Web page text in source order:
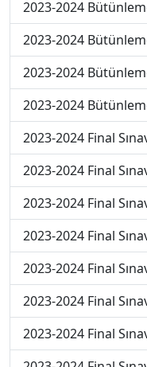
2023-2024
2023-2024
2023-2024
2023-2024
2023-2024 Final
2023-2024 Final
2023-2024 Final
2023-2024 Final
2023-2024 Final
2023-2024 Final
2023-2024 Final